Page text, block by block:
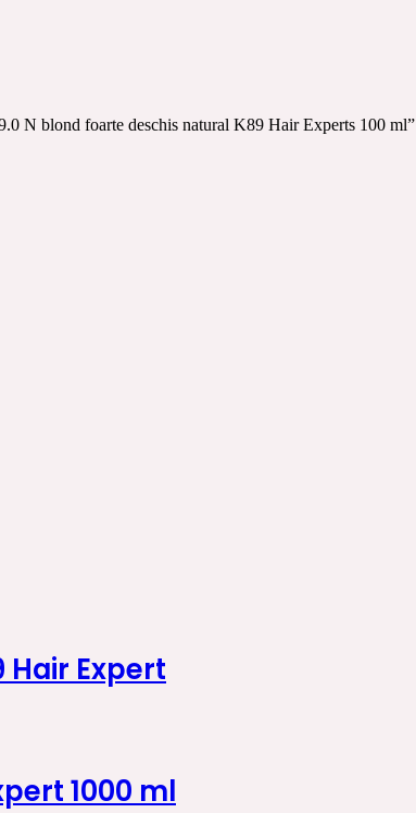
N blond foarte deschis natural K89 Hair Experts 100 ml”
Expert
1000 ml